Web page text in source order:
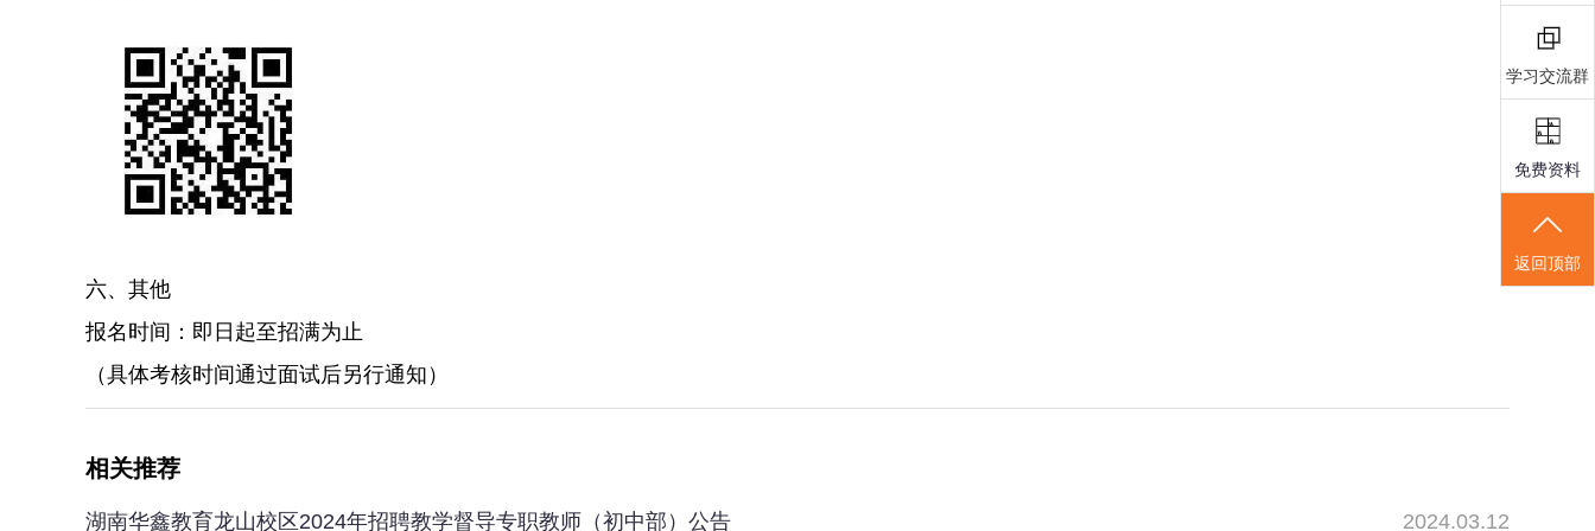
六、其他
报名时间：即日起至招满为止
（具体考核时间通过面试后另行通知）
相关推荐
湖南华鑫教育龙山校区2024年招聘教学督导专职教师（初中部）公告 2024.03.12
学习交流群
免费资料
返回顶部